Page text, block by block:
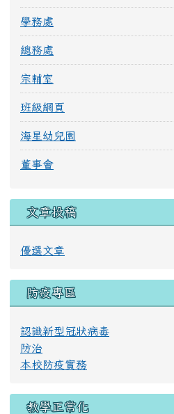
學務處
總務處
宗輔室
班級網頁
海星幼兒園
董事會
文章投稿
優選文章
防疫專區
認識新型冠狀病毒
防治
本校防疫實務
教學正常化